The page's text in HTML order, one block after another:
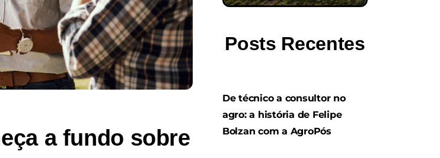
a fundo sobre
Posts Recentes
De técnico a consultor no
agro: a história de Felipe
Bolzan com a AgroPós